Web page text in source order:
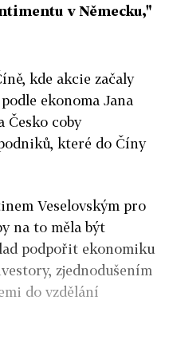
v Německu,"
kde akcie začaly
ekonoma Jana
Česko coby
které do Číny
Veselovským pro
na to měla být
podpořit ekonomiku
zjednodušením
do vzdělání